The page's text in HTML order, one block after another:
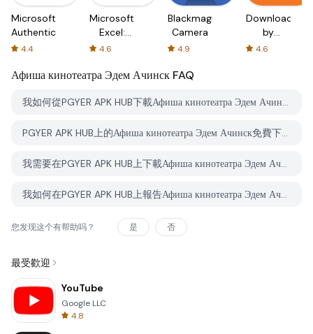
Microsoft
Authenticator
4.4
Microsoft
Excel:
Spreadsheets
4.6
Blackmagic
Camera
4.9
Downloader
by
AFTVnews
4.6
Афиша кинотеатра Эдем Ачинск FAQ
我如何從PGYER APK HUB下載Афиша кинотеатра Эдем Ачинск？
PGYER APK HUB上的Афиша кинотеатра Эдем Ачинск免費下載嗎？
我需要在PGYER APK HUB上下載Афиша кинотеатра Эдем Ачинск時需要帳戶嗎？
我如何在PGYER APK HUB上報告Афиша кинотеатра Эдем Ачинск的問題？
您发现这个有帮助吗？ 是 否
最受歡迎
YouTube
Google LLC
4.8